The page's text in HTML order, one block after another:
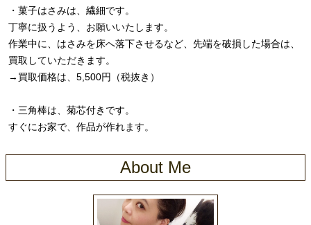
・菓子はさみは、繊細です。
丁寧に扱うよう、お願いいたします。
作業中に、はさみを床へ落下させるなど、先端を破損した場合は、
買取していただきます。
→買取価格は、5,500円（税抜き）
・三角棒は、菊芯付きです。
すぐにお家で、作品が作れます。
About Me